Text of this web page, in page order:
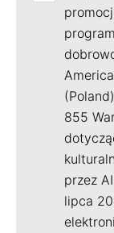
855
przez
lipca